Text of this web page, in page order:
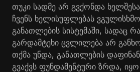
თუკი სადმე არ გვქონდა
ჩვენს ხელისუფლებას
განათლების სისტემაში, სადაც
გარდამტეხი ცვლილება არ
თქმა უნდა, განათლების
გვაქვს ფუნდამენტური ზრდა,